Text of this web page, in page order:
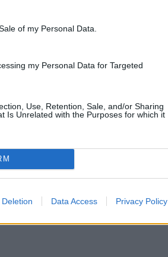
of my Personal Data.
my Personal Data for Targeted
Use, Retention, Sale, and/or Sharing
Is Unrelated with the Purposes for which it
Deletion Data Access Privacy Policy